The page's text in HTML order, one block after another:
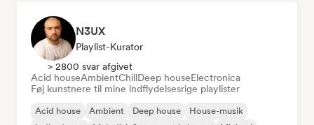
N3UX
Playlist-Kurator
> 2800 svar afgivet
Acid houseAmbientChillDeep houseElectronica
Føj kunstnere til mine indflydelsesrige playlister
Acid house Ambient Deep house
House-musik